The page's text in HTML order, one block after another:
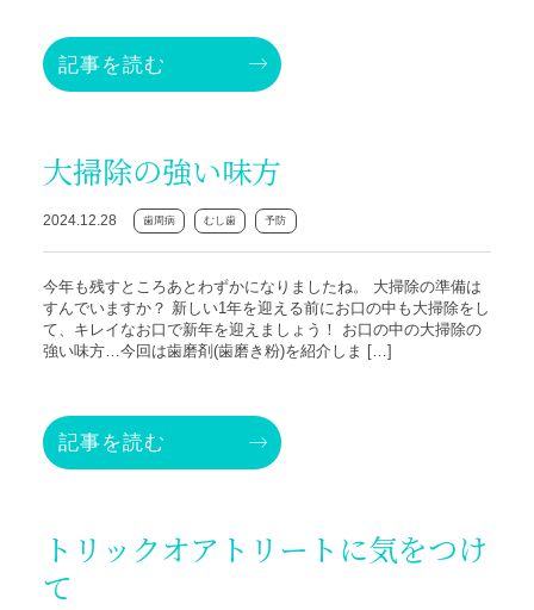
記事を読む
大掃除の強い味方
2024.12.28 歯周病 むし歯 予防
今年も残すところあとわずかになりましたね。 大掃除の準備は
すんでいますか？ 新しい1年を迎える前にお口の中も大掃除をし
て、キレイなお口で新年を迎えましょう！ お口の中の大掃除の
強い味方…今回は歯磨剤(歯磨き粉)を紹介しま […]
記事を読む
トリックオアトリートに気をつけ
て